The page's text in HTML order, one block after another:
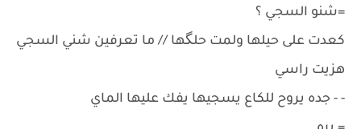
=شنو السجي ؟
كعدت على حيلها ولمت حلگها // ما تعرفين شني السجي
هزيت راسي
- - جده يروح للكاع يسجيها يفك عليها الماي